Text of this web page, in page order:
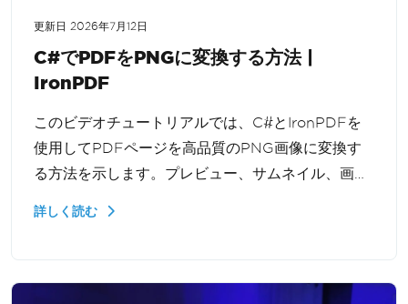
更新日 2026年7月12日
C#でPDFをPNGに変換する方法 |
IronPDF
このビデオチュートリアルでは、C#とIronPDFを
使用してPDFページを高品質のPNG画像に変換す
る方法を示します。プレビュー、サムネイル、画像
詳しく読む